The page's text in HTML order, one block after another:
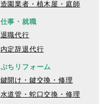
造園業者・植木屋・庭師
仕事・就職
退職代行
内定辞退代行
ぷちリフォーム
鍵開け・鍵交換・修理
水道管・蛇口交換・修理